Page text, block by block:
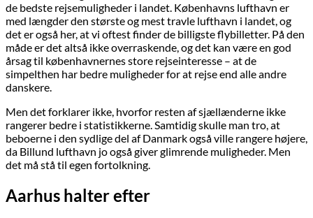
de bedste rejsemuligheder i landet. Københavns lufthavn er
med længder den største og mest travle lufthavn i landet, og
det er også her, at vi oftest finder de billigste flybilletter. På den
måde er det altså ikke overraskende, og det kan være en god
årsag til københavnernes store rejseinteresse – at de
simpelthen har bedre muligheder for at rejse end alle andre
danskere.
Men det forklarer ikke, hvorfor resten af sjællænderne ikke
rangerer bedre i statistikkerne. Samtidig skulle man tro, at
beboerne i den sydlige del af Danmark også ville rangere højere,
da Billund lufthavn jo også giver glimrende muligheder. Men
det må stå til egen fortolkning.
Aarhus halter efter